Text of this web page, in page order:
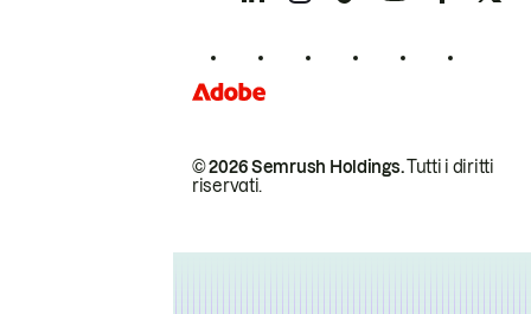
© 2026 Semrush Holdings.Tutti i diritti
riservati.